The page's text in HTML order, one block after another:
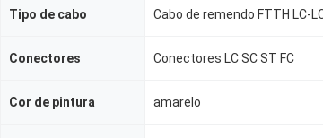
Tipo de cabo
Conectores Conectores LC SC ST FC
Cor de pintura amarelo